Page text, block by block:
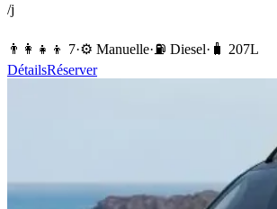
/j
👨‍👩‍👧‍👦 7·⚙️ Manuelle·⛽️ Diesel· 🧳 207L
DétailsRéserver